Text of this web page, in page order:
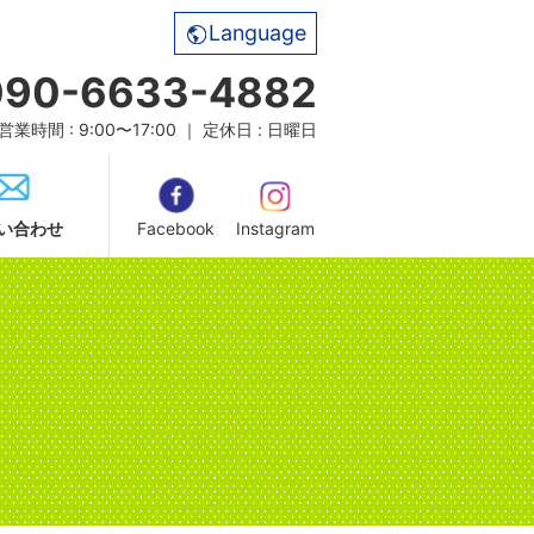
Language
6633-4882
業時間 : 9:00〜17:00 ｜ 定休日 : 日曜日
合わせ Facebook Instagram